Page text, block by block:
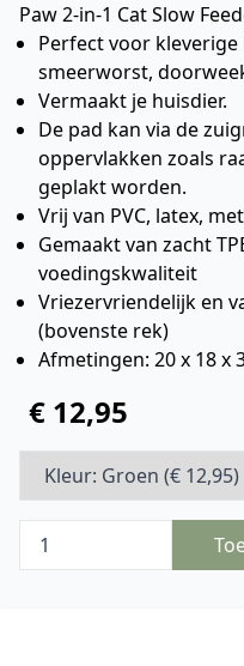
Paw 2-in-1 Cat Slow
Perfect voor
smeerworst,
Vermaakt je huisdier.
De pad kan via de
oppervlakken zoals
geplakt worden.
Vrij van PVC, latex,
Gemaakt van zacht
voedingskwaliteit
Vriezervriendelijk en
(bovenste rek)
Afmetingen: 20 x 18 x
€ 12,95